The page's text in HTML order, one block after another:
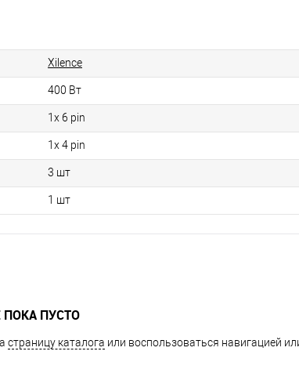
Xilence
400 Вт
1x 6 pin
1x 4 pin
3 шт
1 шт
ПУСТО
страницу каталога или воспользоваться навигацией